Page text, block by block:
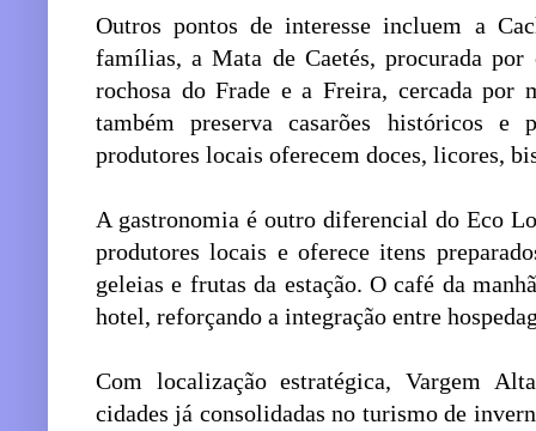
Outros pontos de interesse incluem a
famílias, a Mata de Caetés, procurada por
rochosa do Frade e a Freira, cercada por
também preserva casarões históricos e
produtores locais oferecem doces, licores,
A gastronomia é outro diferencial do Eco
produtores locais e oferece itens
geleias e frutas da estação. O café da
hotel, reforçando a integração entre
Com localização estratégica, Vargem
cidades já consolidadas no turismo de